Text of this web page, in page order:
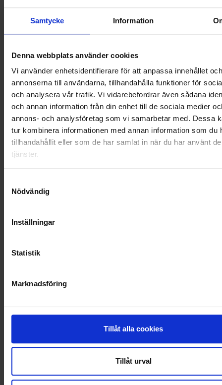
Samtycke Information
Denna webbplats använder cookies
Vi använder enhetsidentifierare för att anpassa innehållet och
annonserna till användarna, tillhandahålla funktioner för
och analysera vår trafik. Vi vidarebefordrar även sådana
och annan information från din enhet till de sociala medier
annons- och analysföretag som vi samarbetar med. Dessa
tur kombinera informationen med annan information som du
tillhandahållit eller som de har samlat in när du har använt
tjänster.
Nödvändig
Inställningar
Statistik
Marknadsföring
Tillåt alla cookies
Tillåt urval
OHLSSONS REGION MITT
OHLSSONS REGION VÄST
OHLSSONSKOLLEGOR
RENHÅLLNING
SAMARBETEN
SOCIALT ANSVAR
010-45 00 200​